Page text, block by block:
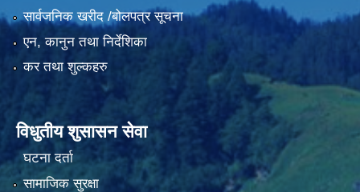
सार्वजनिक खरीद /बोलपत्र सूचना
एन, कानुन तथा निर्देशिका
कर तथा शुल्कहरु
विधुतीय शुसासन सेवा
घटना दर्ता
सामाजिक सुरक्षा